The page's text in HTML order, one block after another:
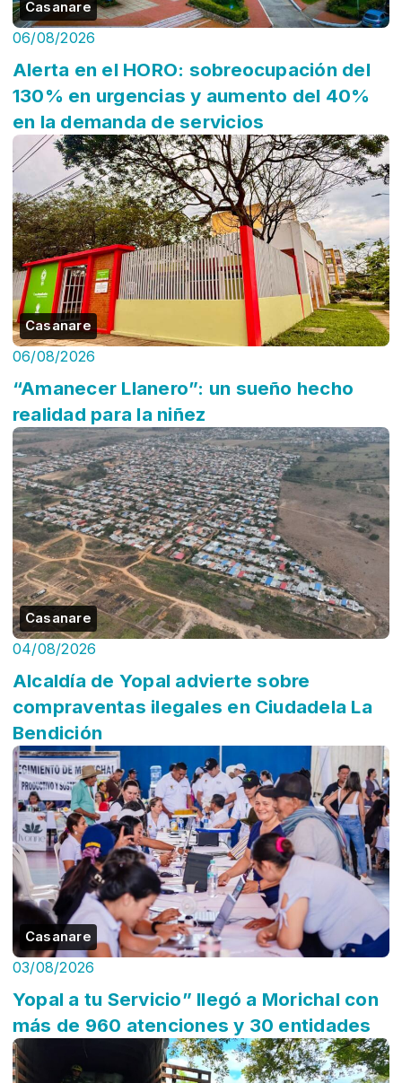
Casanare
06/08/2026
Alerta en el HORO: sobreocupación del
130% en urgencias y aumento del 40%
en la demanda de servicios
Casanare
06/08/2026
“Amanecer Llanero”: un sueño hecho
realidad para la niñez
Casanare
04/08/2026
Alcaldía de Yopal advierte sobre
compraventas ilegales en Ciudadela La
Bendición
Casanare
03/08/2026
Yopal a tu Servicio” llegó a Morichal con
más de 960 atenciones y 30 entidades